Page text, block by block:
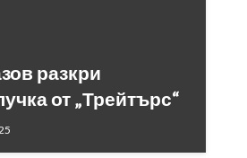
разкри
от „Трейтърс“